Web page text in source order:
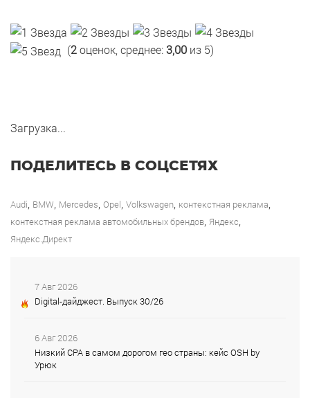
(2оценок, среднее:3,00 из 5)
Загрузка...
ПОДЕЛИТЕСЬ В СОЦСЕТЯХ
Audi, BMW, Mercedes, Opel, Volkswagen, контекстная реклама,
контекстная реклама автомобильных брендов, Яндекс,
Яндекс.Директ
7 Авг 2026
Digital-дайджест. Выпуск 30/26
6 Авг 2026
Низкий CPA в самом дорогом гео страны: кейс OSH by
Урюк